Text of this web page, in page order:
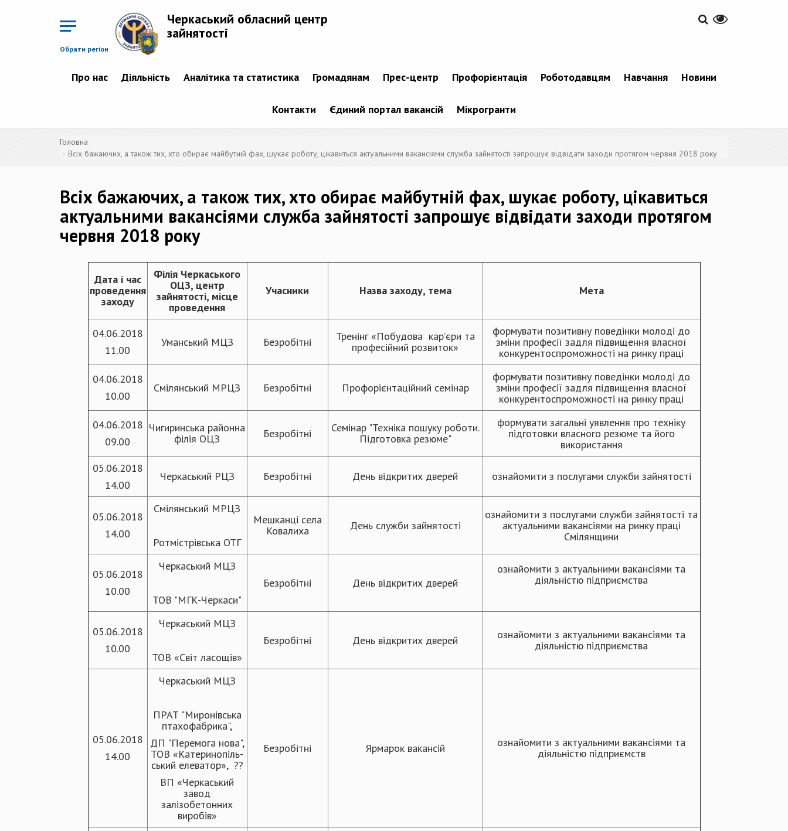
Обрати регіон
Черкаський обласний центр
зайнятості
Про нас Діяльність Аналітика та статистика Громадянам Прес-центр Профорієнтація Роботодавцям Навчання Новини
Контакти Єдиний портал вакансій Мікрогранти
Головна
Всіх бажаючих, а також тих, хто обирає майбутній фах, шукає роботу, цікавиться актуальними вакансіями служба зайнятості запрошує відвідати заходи протягом червня 2018 року
Всіх бажаючих, а також тих, хто обирає майбутній фах, шукає роботу, цікавиться
актуальними вакансіями служба зайнятості запрошує відвідати заходи протягом
червня 2018 року
Дата і час
проведення
заходу
Філія Черкаського
ОЦЗ, центр
зайнятості, місце
проведення
Учасники Назва заходу, тема Мета
04.06.2018
11.00
Уманський МЦЗ Безробітні
Тренінг «Побудова кар’єри та
професійний розвиток»
формувати позитивну поведінки молоді до
зміни професії задля підвищення власної
конкурентоспроможності на ринку праці
04.06.2018
10.00
Смілянський МРЦЗ Безробітні Профорієнтаційний семінар
формувати позитивну поведінки молоді до
зміни професії задля підвищення власної
конкурентоспроможності на ринку праці
04.06.2018
09.00
Чигиринська районна
філія ОЦЗ
Безробітні
Семінар "Техніка пошуку роботи.
Підготовка резюме"
формувати загальні уявлення про техніку
підготовки власного резюме та його
використання
05.06.2018
14.00
Черкаський РЦЗ Безробітні День відкритих дверей ознайомити з послугами служби зайнятості
05.06.2018
14.00
Смілянський МРЦЗ
Ротмістрівська ОТГ
Мешканці села
Ковалиха
День служби зайнятості
ознайомити з послугами служби зайнятості та
актуальними вакансіями на ринку праці
Смілянщини
05.06.2018
10.00
Черкаський МЦЗ
ТОВ "МГК-Черкаси"
Безробітні День відкритих дверей
ознайомити з актуальними вакансіями та
діяльністю підприємства
05.06.2018
10.00
Черкаський МЦЗ
ТОВ «Світ ласощів»
Безробітні День відкритих дверей
ознайомити з актуальними вакансіями та
діяльністю підприємства
05.06.2018
14.00
Черкаський МЦЗ
ПРАТ "Миронівська
птахофабрика",
ДП "Перемога нова",
ТОВ «Катеринопіль-
ський елеватор», ??
ВП «Черкаський
завод
залізобетонних
виробів»
Безробітні Ярмарок вакансій
ознайомити з актуальними вакансіями та
діяльністю підприємств